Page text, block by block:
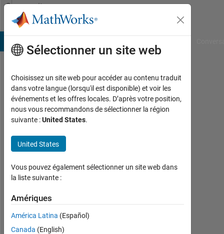
Passer au contenu
Community
Profile
Vincent
Universiteit
Twente
Last
seen:
6 ans il
y a
Actif
2019
Sélectionner un site web
Choisissez un site web pour accéder au contenu traduit
dans votre langue (lorsqu'il est disponible) et voir les
événements et les offres locales. D’après votre position,
nous vous recommandons de sélectionner la région
suivante :United States.
United States
Vous pouvez également sélectionner un site web dans
la liste suivante :
Amériques
América Latina (Español)
Canada (English)